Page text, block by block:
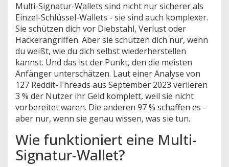
Multi-Signatur-Wallets sind nicht nur sicherer als
Einzel-Schlüssel-Wallets - sie sind auch komplexer.
Sie schützen dich vor Diebstahl, Verlust oder
Hackerangriffen. Aber sie schützen dich nur, wenn
du weißt, wie du dich selbst wiederherstellen
kannst. Und das ist der Punkt, den die meisten
Anfänger unterschätzen. Laut einer Analyse von
127 Reddit-Threads aus September 2023 verlieren
3 % der Nutzer ihr Geld komplett, weil sie nicht
vorbereitet waren. Die anderen 97 % schaffen es -
aber nur, wenn sie genau wissen, was sie tun.
Wie funktioniert eine Multi-
Signatur-Wallet?